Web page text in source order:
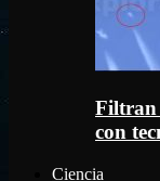
Filtran
con
Ciencia